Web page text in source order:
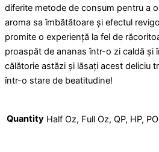
diferite metode de consum pentru a
aroma sa îmbătătoare și efectul
promite o experiență la fel de
proaspăt de ananas într-o zi caldă și
călătorie astăzi și lăsați acest deliciu
într-o stare de beatitudine!
Quantity Half Oz, Full Oz, QP, HP,